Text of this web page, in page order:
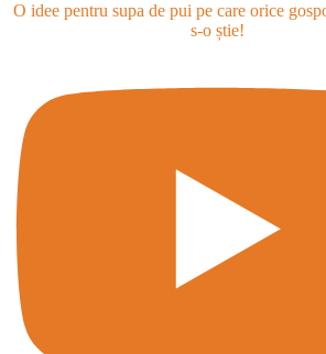
O idee pentru supa de pui pe care orice
s-o știe!